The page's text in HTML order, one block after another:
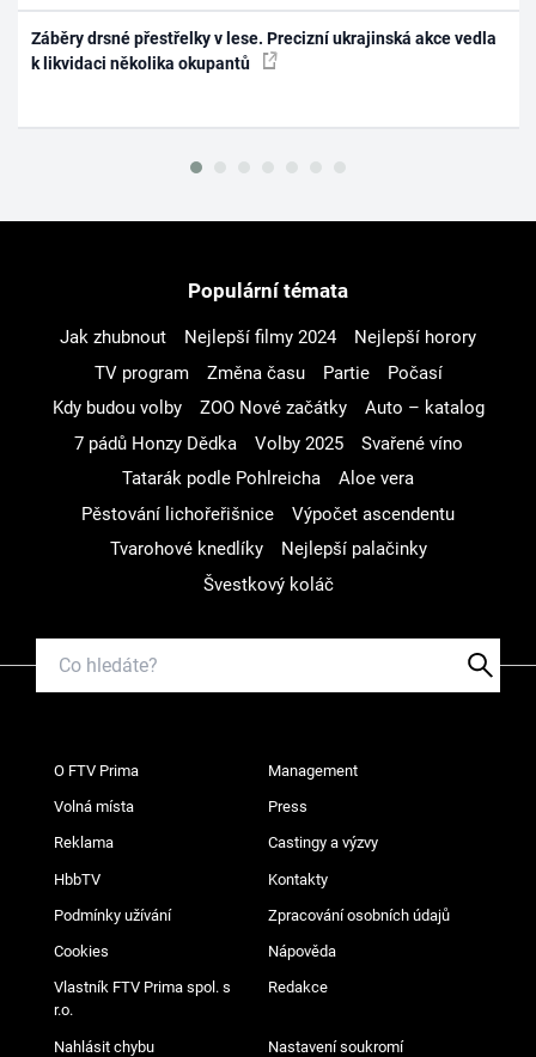
Záběry drsné přestřelky v lese. Precizní ukrajinská akce vedla
k likvidaci několika okupantů
Populární témata
Jak zhubnout Nejlepší filmy 2024
Nejlepší horory
TV program
Změna času Partie
Počasí
Kdy budou volby
ZOO Nové začátky
Auto – katalog
7 pádů Honzy Dědka
Volby 2025
Svařené víno
Tatarák podle Pohlreicha
Aloe vera
Pěstování lichořeřišnice
Výpočet ascendentu
Tvarohové knedlíky
Nejlepší palačinky
Švestkový koláč
O FTV Prima Management
Volná místa Press
Reklama Castingy a výzvy
HbbTV Kontakty
Podmínky užívání Zpracování osobních údajů
Cookies Nápověda
Vlastník FTV Prima spol. s
r.o.
Redakce
Nahlásit chybu Nastavení soukromí